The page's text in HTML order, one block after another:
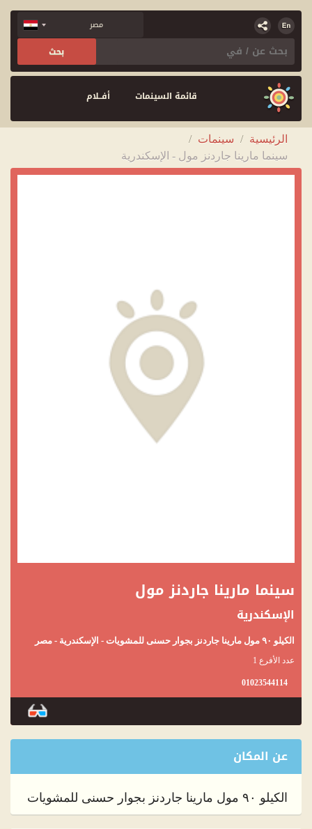
قائمة السينمات أفــلام
الرئيسية / سينمات /
سينما مارينا جاردنز مول - الإسكندرية
سينما مارينا جاردنز مول
الإسكندرية
الكيلو ٩٠ مول مارينا جاردنز بجوار حسنى للمشويات - الإسكندرية - مصر
عدد الأفرع 1
01023544114
عن المكان
الكيلو ٩٠ مول مارينا جاردنز بجوار حسنى للمشويات